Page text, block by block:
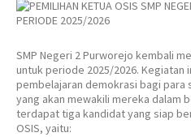
SMP Negeri 2 Purworejo kembali
untuk periode 2025/2026. Kegiatan
pembelajaran demokrasi bagi para
yang akan mewakili mereka dalam
terdapat tiga kandidat yang siap
OSIS, yaitu: